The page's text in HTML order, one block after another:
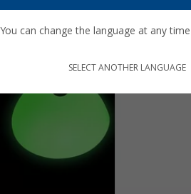
You can change the language at any
SELECT ANOTHER LANGUAGE